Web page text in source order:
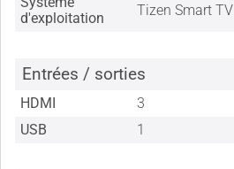
d'exploitation
Tizen Smart TV
Entrées / sorties
HDMI
3
USB
1